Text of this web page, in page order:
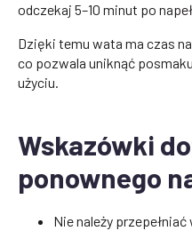
odczekaj 5–10 minut po
Dzięki temu wata ma czas
co pozwala uniknąć
użyciu.
Wskazówki
ponownego
Nie należy przepełniać